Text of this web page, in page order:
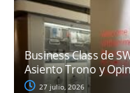
Business Class de
Asiento Trono y
27 julio, 2026